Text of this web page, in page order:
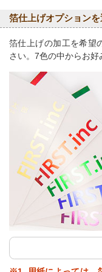
箔仕上げオプション
箔仕上げの加工を希望
さい。7色の中からお好